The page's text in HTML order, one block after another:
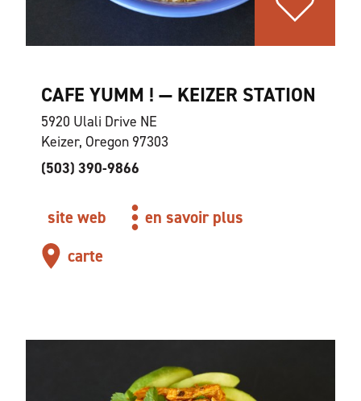
CAFE YUMM ! — KEIZER STATION
5920 Ulali Drive NE
Keizer, Oregon 97303
(503) 390-9866
site web
en savoir plus
carte